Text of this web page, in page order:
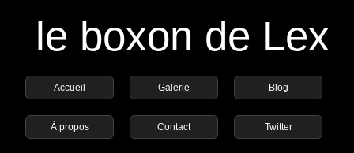
le boxon de Lex
Accueil Galerie Blog
À propos Contact Twitter